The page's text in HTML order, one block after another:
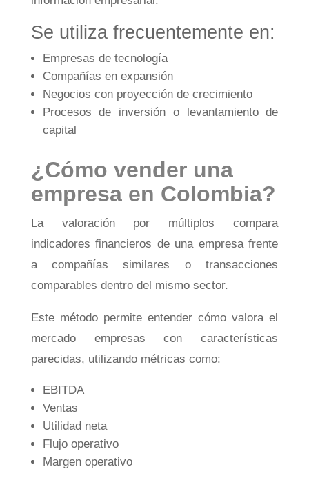
Se utiliza frecuentemente en:
Empresas de tecnología
Compañías en expansión
Negocios con proyección de crecimiento
Procesos de inversión o levantamiento de
capital
¿Cómo vender una
empresa en Colombia?
La valoración por múltiplos compara
indicadores financieros de una empresa frente
a compañías similares o transacciones
comparables dentro del mismo sector.
Este método permite entender cómo valora el
mercado empresas con características
parecidas, utilizando métricas como:
EBITDA
Ventas
Utilidad neta
Flujo operativo
Margen operativo